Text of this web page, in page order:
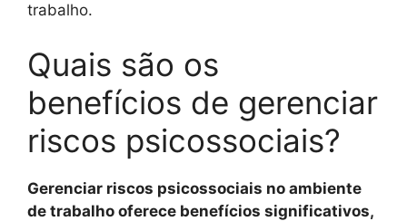
trabalho.
Quais são os
benefícios de gerenciar
riscos psicossociais?
Gerenciar riscos psicossociais no ambiente
de trabalho oferece benefícios significativos,